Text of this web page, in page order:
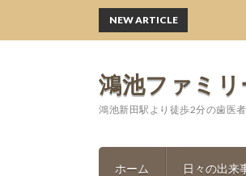
鴻池ファミ
鴻池新田駅より徒歩2分の歯医者
ホーム 日々の出来
NEW ARTICLE